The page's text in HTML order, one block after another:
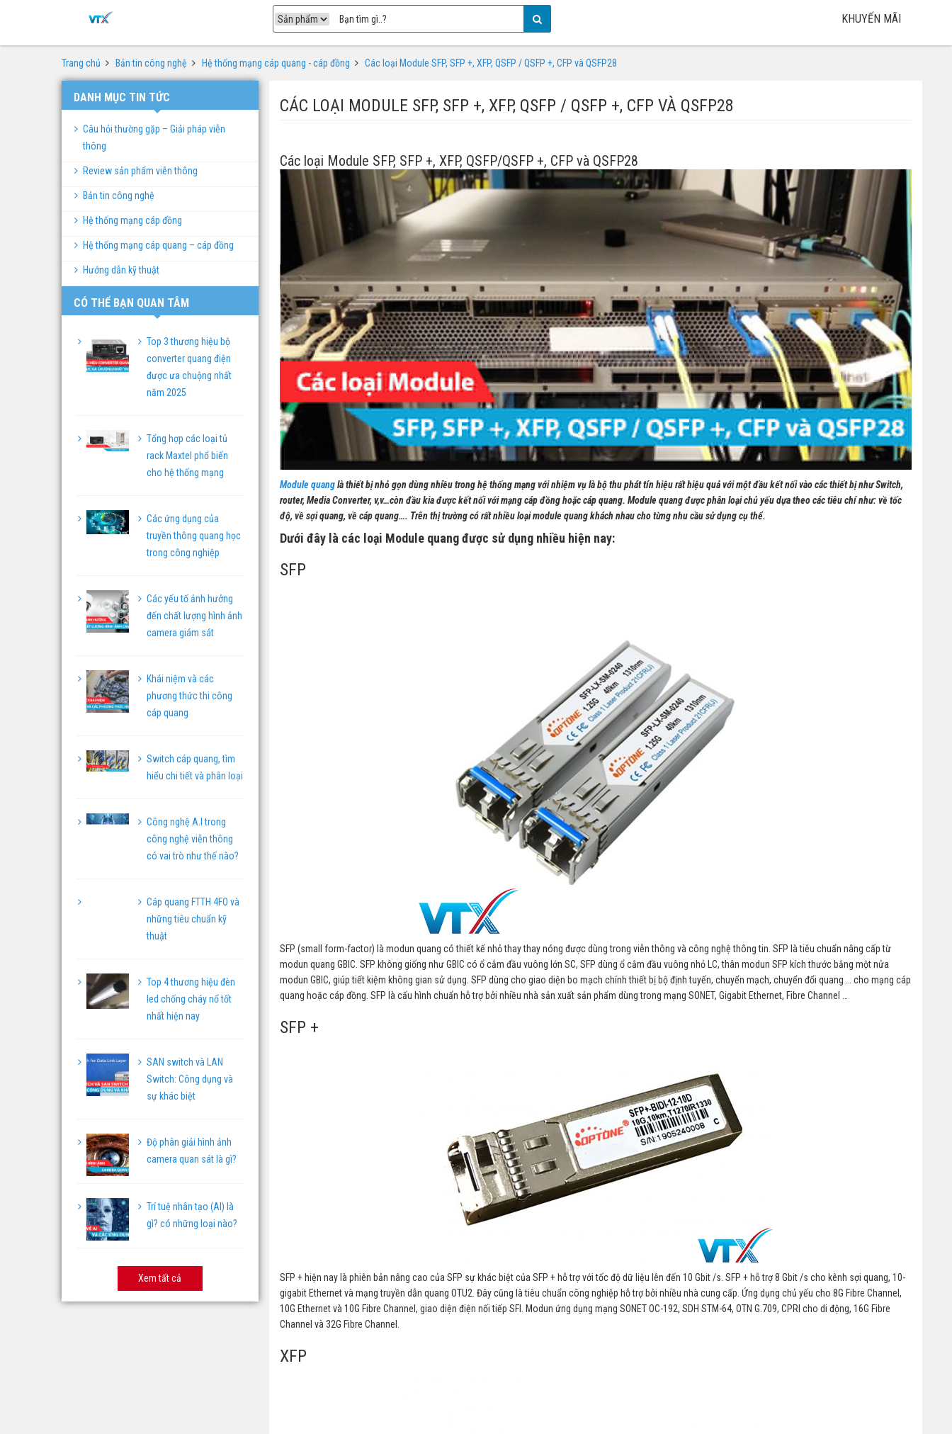
KHUYẾN MÃI
Trang chủ Bản tin công nghệ Hệ thống mạng cáp quang - cáp đồng Các loại Module SFP, SFP +, XFP, QSFP / QSFP +, CFP và QSFP28
CÁC LOẠI MODULE SFP, SFP +, XFP, QSFP / QSFP +, CFP VÀ QSFP28
Các loại Module SFP, SFP +, XFP, QSFP/QSFP +, CFP và QSFP28
Module quanglà thiết bị nhỏ gọn dùng nhiều trong hệ thống mạng với nhiệm vụ là bộ thu phát tín hiệu rất hiệu quả với một đầu kết nối vào các thiết bị như Switch,
router, Media Converter, v,v…còn đầu kia được kết nối với mạng cáp đồng hoặc cáp quang. Module quang được phân loại chủ yếu dựa theo các tiêu chí như: về tốc
độ, về sợi quang, về cáp quang…. Trên thị trường có rất nhiều loại module quang khách nhau cho từng nhu cầu sử dụng cụ thể.
Dưới đây là các loại Module quang được sử dụng nhiều hiện nay:
SFP
SFP (small form-factor) là modun quang có thiết kế nhỏ thay thay nóng được dùng trong viễn thông và công nghệ thông tin. SFP là tiêu chuẩn nâng cấp từ
modun quang GBIC. SFP không giống như GBIC có ổ cắm đầu vuông lớn SC, SFP dùng ổ cắm đầu vuông nhỏ LC, thân modun SFP kích thước bằng một nửa
modun GBIC, giúp tiết kiệm không gian sử dụng. SFP dùng cho giao diện bo mạch chính thiết bị bộ định tuyến, chuyển mạch, chuyển đổi quang … cho mạng cáp
quang hoặc cáp đồng. SFP là cấu hình chuẩn hỗ trợ bởi nhiều nhà sản xuất sản phẩm dùng trong mạng SONET, Gigabit Ethernet, Fibre Channel …
SFP +
SFP + hiện nay là phiên bản nâng cao của SFP sự khác biệt của SFP + hỗ trợ với tốc độ dữ liệu lên đến 10 Gbit /s. SFP + hỗ trợ 8 Gbit /s cho kênh sợi quang, 10-
gigabit Ethernet và mạng truyền dẫn quang OTU2. Đây cũng là tiêu chuẩn công nghiệp hỗ trợ bởi nhiều nhà cung cấp. Ứng dụng chủ yếu cho 8G Fibre Channel,
10G Ethernet và 10G Fibre Channel, giao diện điện nối tiếp SFI. Modun ứng dụng mạng SONET OC-192, SDH STM-64, OTN G.709, CPRI cho di động, 16G Fibre
Channel và 32G Fibre Channel.
XFP
DANH MỤC TIN TỨC
Câu hỏi thường gặp – Giải pháp viễn
thông
Review sản phẩm viễn thông
Bản tin công nghệ
Hệ thống mạng cáp đồng
Hệ thống mạng cáp quang – cáp đồng
Hướng dẫn kỹ thuật
CÓ THỂ BẠN QUAN TÂM
Top 3 thương hiệu bộ
converter quang điện
được ưa chuộng nhất
năm 2025
Tổng hợp các loại tủ
rack Maxtel phổ biến
cho hệ thống mạng
Các ứng dụng của
truyền thông quang học
trong công nghiệp
Các yếu tố ảnh hưởng
đến chất lượng hình ảnh
camera giám sát
Khái niệm và các
phương thức thi công
cáp quang
Switch cáp quang, tìm
hiểu chi tiết và phân loại
Công nghệ A.I trong
công nghệ viễn thông
có vai trò như thế nào?
Cáp quang FTTH 4FO và
những tiêu chuẩn kỹ
thuật
Top 4 thương hiệu đèn
led chống cháy nổ tốt
nhất hiện nay
SAN switch và LAN
Switch: Công dụng và
sự khác biệt
Độ phân giải hình ảnh
camera quan sát là gì?
Trí tuệ nhân tạo (AI) là
gì? có những loại nào?
Xem tất cả